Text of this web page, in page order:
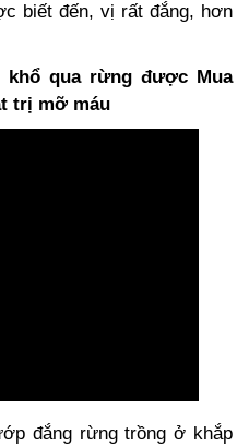
biết đến, vị rất đắng, hơn
khổ qua rừng được Mua
trị mỡ máu
đắng rừng trồng ở khắp